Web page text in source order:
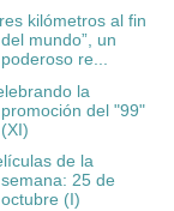
kilómetros al fin
del mundo”, un
poderoso re...
la
promoción del "99"
(XI)
de la
semana: 25 de
octubre (I)